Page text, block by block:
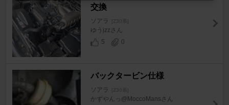
交換
ソアラ [Z30系]
ゆうjzzさん
5
0
バックタービン仕様
ソアラ [Z30系]
かずやんっ@MoccoMansさん